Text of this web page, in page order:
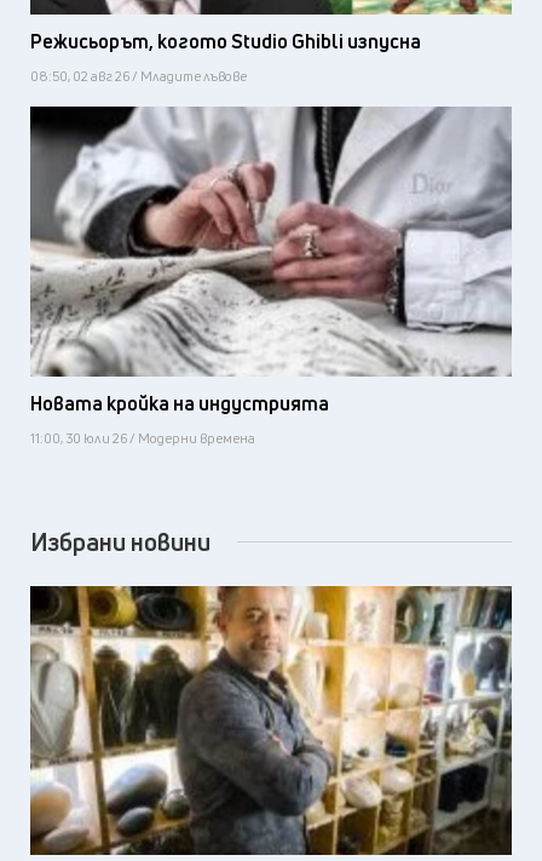
Режисьорът, когото Studio Ghibli изпусна
08:50, 02 авг 26 / Младите лъвове
Новата кройка на индустрията
11:00, 30 юли 26 / Модерни времена
Избрани новини